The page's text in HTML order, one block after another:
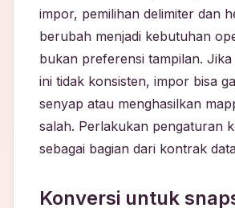
impor, pemilihan delimiter dan
berubah menjadi kebutuhan
bukan preferensi tampilan.
ini tidak konsisten, impor bisa
senyap atau menghasilkan
salah. Perlakukan pengaturan
sebagai bagian dari kontrak
Konversi untuk